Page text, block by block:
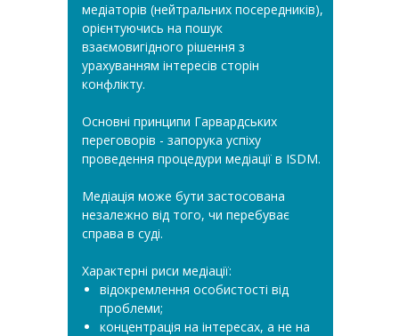
медіаторів (нейтральних посередників),
орієнтуючись на пошук
взаємовигідного рішення з
урахуванням інтересів сторін
конфлікту.
Основні принципи Гарвардських
переговорів - запорука успіху
проведення процедури медіації в ISDM.
Медіація може бути застосована
незалежно від того, чи перебуває
справа в суді.
Характерні риси медіації:
відокремлення особистості від
проблеми;
концентрація на інтересах, а не на